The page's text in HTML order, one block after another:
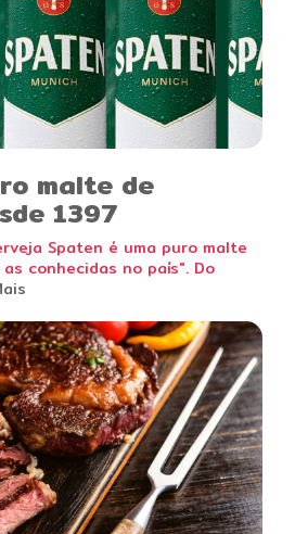
malte de
1397
Spaten é uma puro malte
conhecidas no país". Do